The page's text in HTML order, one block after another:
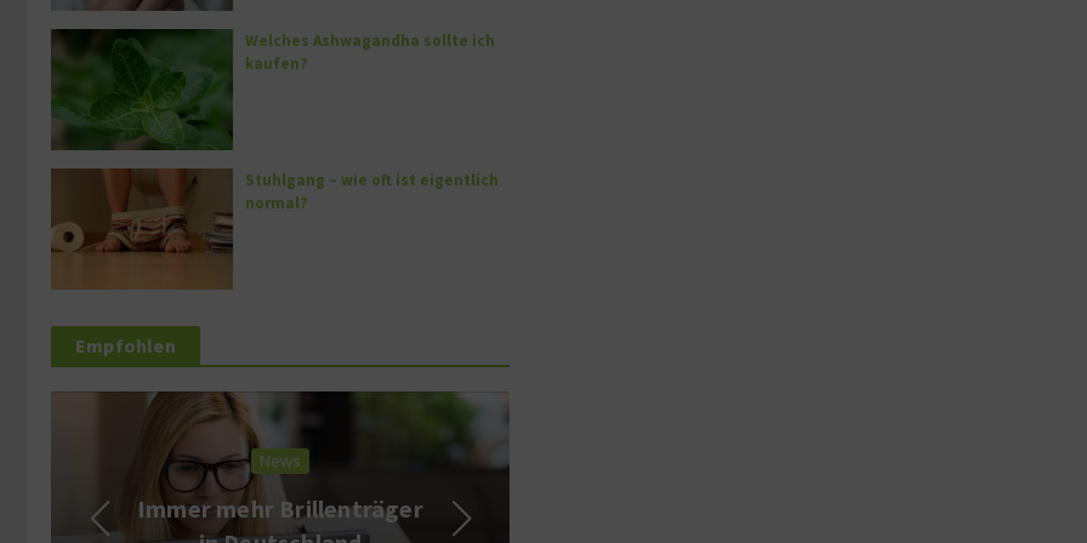
Welches Ashwagandha sollte ich
kaufen?
Stuhlgang – wie oft ist eigentlich
normal?
Empfohlen
News
Immer mehr Brillenträger